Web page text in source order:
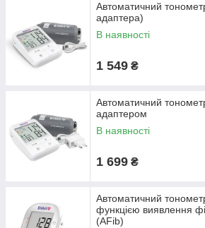
Автоматичний
адаптера)
В наявності
1 549 ₴
Автоматичний
адаптером
В наявності
1 699 ₴
Автоматичний
функцією виявлення
(AFib)